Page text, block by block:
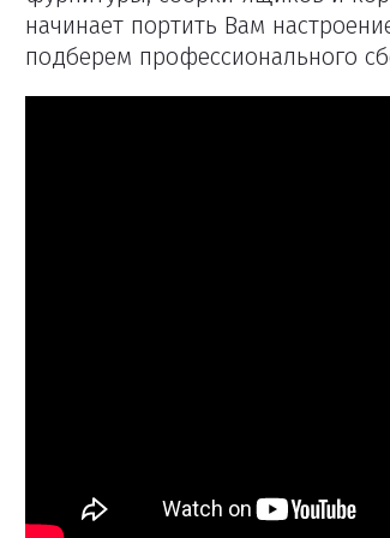
начинает портить Вам
подберем профессионального